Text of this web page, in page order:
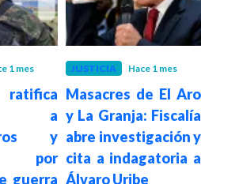
1 mes
a
y
por
guerra
JUSTICIA Hace 1 mes
Masacres de El Aro
y La Granja: Fiscalía
abre investigación y
cita a indagatoria a
Álvaro Uribe